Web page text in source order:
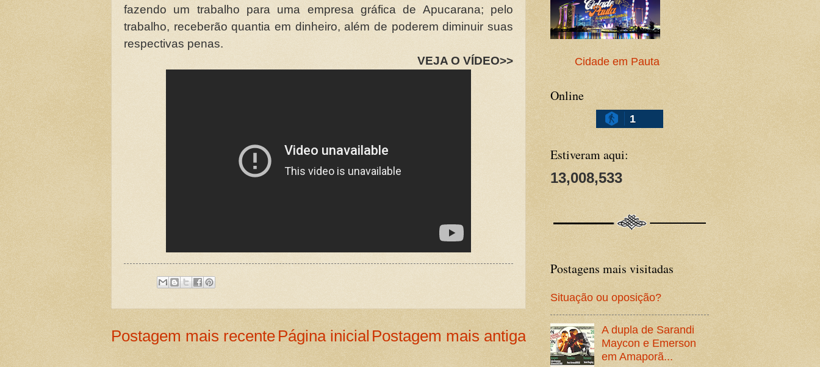
fazendo um trabalho para uma empresa gráfica de Apucarana; pelo
trabalho, receberão quantia em dinheiro, além de poderem diminuir suas
respectivas penas.
VEJA O VÍDEO>>
Postagem mais recente Postagem mais antiga
Página inicial
Cidade em Pauta
Online
1
Estiveram aqui:
13,008,533
Postagens mais visitadas
Situação ou oposição?
A dupla de Sarandi
Maycon e Emerson
em Amaporã...